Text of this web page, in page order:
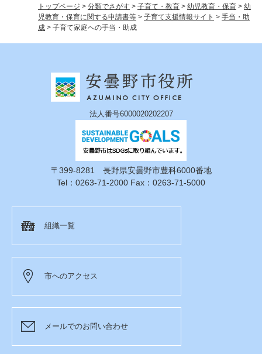
トップページ > 分類でさがす > 子育て・教育 > 幼児教育・保育 > 幼
児教育・保育に関する申請書等 > 子育て支援情報サイト > 手当・助
成 > 子育て家庭への手当・助成
法人番号6000020202207
〒399-8281 長野県安曇野市豊科6000番地
Tel：0263-71-2000 Fax：0263-71-5000
組織一覧
市へのアクセス
メールでのお問い合わせ